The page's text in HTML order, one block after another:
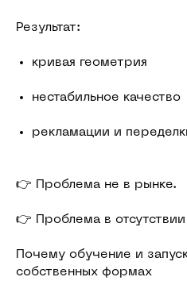
Результат:
кривая геометрия
нестабильное качество
рекламации и
👉 Проблема не в рынке.
👉 Проблема в отсутствии
Почему обучение и
собственных формах